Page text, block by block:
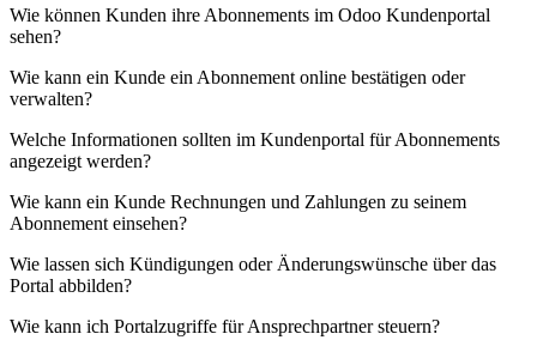
Wie können Kunden ihre Abonnements im Odoo Kundenportal
sehen?
Wie kann ein Kunde ein Abonnement online bestätigen oder
verwalten?
Welche Informationen sollten im Kundenportal für Abonnements
angezeigt werden?
Wie kann ein Kunde Rechnungen und Zahlungen zu seinem
Abonnement einsehen?
Wie lassen sich Kündigungen oder Änderungswünsche über das
Portal abbilden?
Wie kann ich Portalzugriffe für Ansprechpartner steuern?